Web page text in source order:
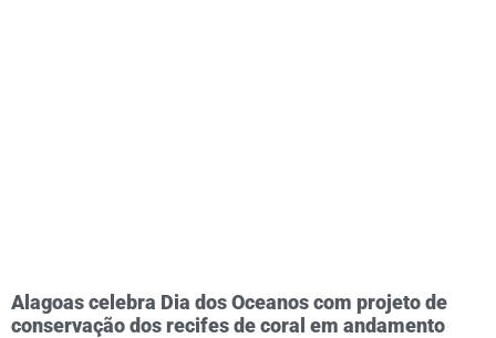
Alagoas celebra Dia dos Oceanos com projeto de
conservação dos recifes de coral em andamento